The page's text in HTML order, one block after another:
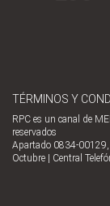
TÉRMINOS Y
RPC es un canal de
reservados
Apartado 0834-00129,
Octubre | Central